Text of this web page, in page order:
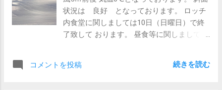
状況は 良好 となっております。 ロッチ
内食堂に関しましては10日（日曜日）で終
了致して おります。 昼食等に関しましては
のウナベツスキー場 ウナベツスキー場の営
コメントを投稿 続きを読む